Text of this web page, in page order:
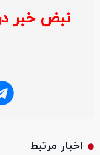
نبض خبر
اخبار مرتبط